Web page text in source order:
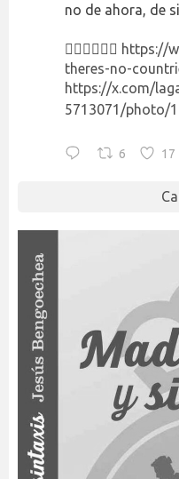
no de ahora, de
👉🏻👉🏻👉🏻 https://
theres-no-
https://x.com/
5713071/photo/1
6 17